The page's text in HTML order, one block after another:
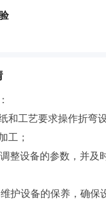
和工艺要求操作折弯
工；
整设备的参数，并及
护设备的保养，确保